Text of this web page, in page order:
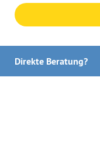
Direkte Beratung?